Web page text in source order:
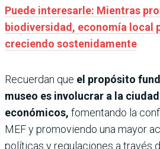
Puede interesarle: Mientras
biodiversidad, economía local
creciendo sostenidamente
Recuerdan que el propósito
museo es involucrar a la
económicos, fomentando la
MEF y promoviendo una mayor
políticas y regulaciones a través